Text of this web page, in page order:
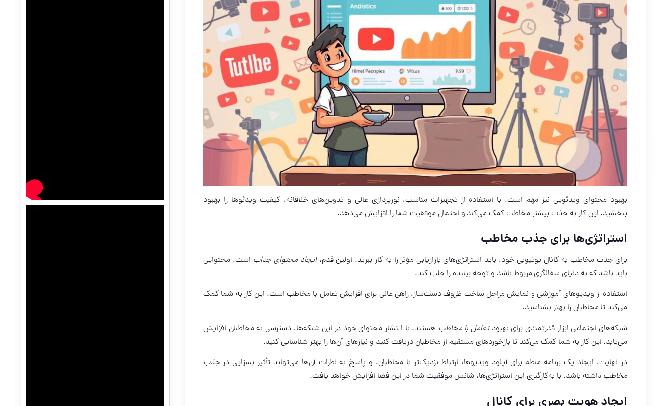
بهبود محتوای ویدئویی نیز مهم است. با استفاده از تجهیزات مناسب، نورپردازی عالی و تدوین‌های خلاقانه، کیفیت ویدئوها را بهبود
ببخشید. این کار به جذب بیشتر مخاطب کمک می‌کند و احتمال موفقیت شما را افزایش می‌دهد.
استراتژی‌ها برای جذب مخاطب
برای جذب مخاطب به کانال یوتیوبی خود، باید استراتژی‌های بازاریابی مؤثر را به کار ببرید. اولین قدم،ایجاد محتوای جذاب است. محتوایی
باید باشد که به دنیای سفالگری مربوط باشد و توجه بیننده را جلب کند.
استفاده از ویدیوهای آموزشی و نمایش مراحل ساخت ظروف دست‌ساز، راهی عالی برای افزایش تعامل با مخاطب است. این کار به شما کمک
می‌کند تا مخاطبان را بهتر بشناسید.
شبکه‌های اجتماعی ابزار قدرتمندی برای بهبودتعامل با مخاطب هستند. با انتشار محتوای خود در این شبکه‌ها، دسترسی به مخاطبان افزایش
می‌یابد. این کار به شما کمک می‌کند تا بازخوردهای مستقیم از مخاطبان دریافت کنید و نیازهای آن‌ها را بهتر شناسایی کنید.
در نهایت، ایجاد یک برنامه منظم برای آپلود ویدیوها، ارتباط نزدیک‌تر با مخاطبان، و پاسخ به نظرات آن‌ها می‌تواند تأثیر بسزایی در جذب
مخاطب داشته باشد. با به‌کارگیری این استراتژی‌ها، شانس موفقیت شما در این فضا افزایش خواهد یافت.
ایجاد هویت بصری برای کانال